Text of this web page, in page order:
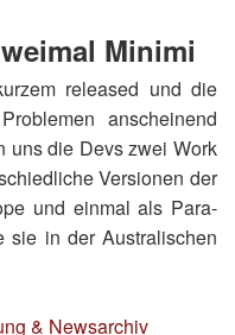
Minimi
released und die
anscheinend
uns die Devs zwei Work
Versionen der
und einmal als Para-
sie in der Australischen
& Newsarchiv